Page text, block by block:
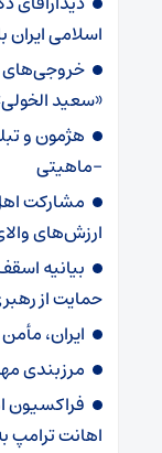
اسلامی ایران
خروجی‌های
«سعید
هژمون و
-ماهیتی
مشارکت
ارز‌‌ش‌های
بیانیه
حمایت از
ایران،
مرزبندی
فراکسیون
اهانت